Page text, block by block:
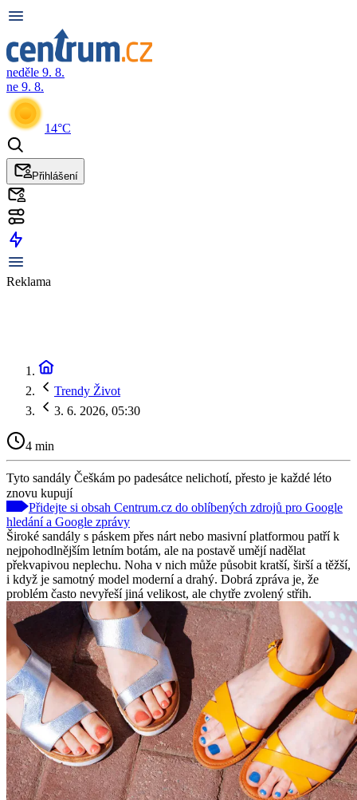
neděle 9. 8.
ne 9. 8.
14°C
Přihlášení
Reklama
Trendy Život
3. 6. 2026, 05:30
4 min
Tyto sandály Češkám po padesátce nelichotí, přesto je každé léto
znovu kupují
Přidejte si obsah Centrum.cz do oblíbených zdrojů pro Google
hledání a Google zprávy
Široké sandály s páskem přes nárt nebo masivní platformou patří k
nejpohodlnějším letním botám, ale na postavě umějí nadělat
překvapivou neplechu. Noha v nich může působit kratší, širší a těžší,
i když je samotný model moderní a drahý. Dobrá zpráva je, že
problém často nevyřeší jiná velikost, ale chytře zvolený střih.